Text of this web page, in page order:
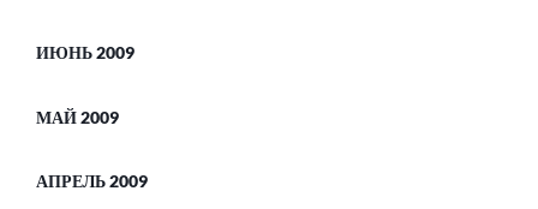
ИЮНЬ 2009
МАЙ 2009
АПРЕЛЬ 2009